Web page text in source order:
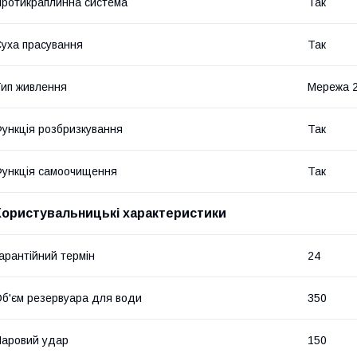
Протикраплинна система Так
прасування Так
живлення Мережа
розбризкування Так
самоочищення Так
характеристики
термін 24
резервуара для води 350
удар 150